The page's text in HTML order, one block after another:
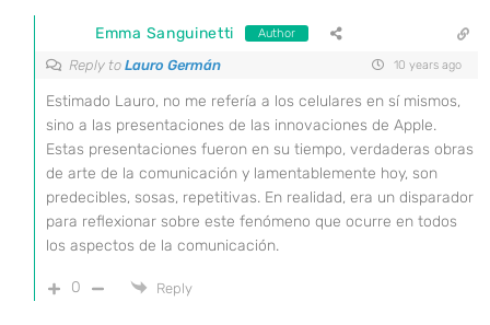
Emma Sanguinetti Author
Reply to Lauro Germán 10 years ago
Estimado Lauro, no me refería a los celulares en sí mismos,
sino a las presentaciones de las innovaciones de Apple.
Estas presentaciones fueron en su tiempo, verdaderas obras
de arte de la comunicación y lamentablemente hoy, son
predecibles, sosas, repetitivas. En realidad, era un disparador
para reflexionar sobre este fenómeno que ocurre en todos
los aspectos de la comunicación.
0 Reply